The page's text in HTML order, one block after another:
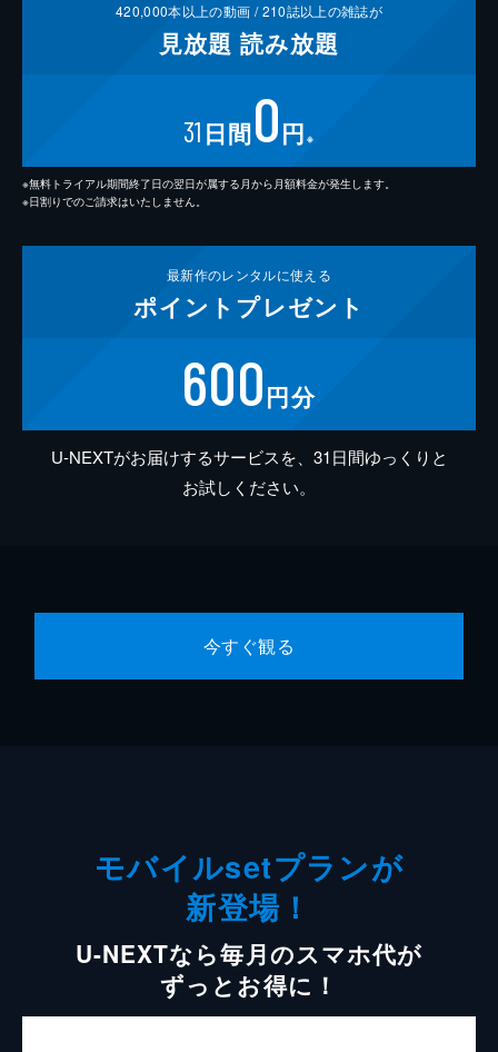
420,000本以上の動画 /210誌以上の雑誌が
見放題 読み放題
31 日間0円 ※
※無料トライアル期間終了日の翌日が属する月から月額料金が発生します。
※日割りでのご請求はいたしません。
最新作のレンタルに使える
ポイント プレゼント
600円分
U-NEXTがお届けするサービスを、31日間ゆっくりと
お試しください。
今すぐ観る
モバイルsetプランが
新登場！
U-NEXTなら毎月のスマホ代が
ずっとお得に！